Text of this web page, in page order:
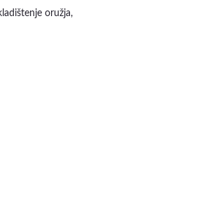
oružja,